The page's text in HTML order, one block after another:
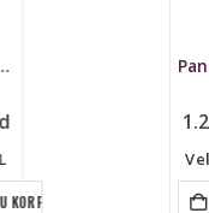
L
DODAJ U KORPU